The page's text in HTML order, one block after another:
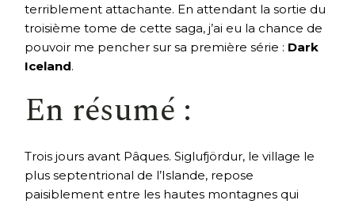
terriblement attachante. En attendant la sortie du
troisième tome de cette saga, j’ai eu la chance de
pouvoir me pencher sur sa première série : Dark
Iceland.
En résumé :
Trois jours avant Pâques. Siglufjördur, le village le
plus septentrional de l’Islande, repose
paisiblement entre les hautes montagnes qui